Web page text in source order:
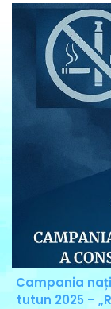
Campania
tutun 2025 –